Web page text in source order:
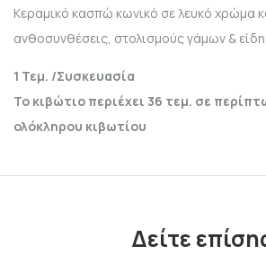
Κεραμικό κασπώ κωνικό σε λευκό χρώμα
ανθοσυνθέσεις, στολισμούς γάμων &
1 Τεμ. /Συσκευασία
Το κιβώτιο περιέχει 36 τεμ. σε
ολόκληρου κιβωτίου
Δείτε